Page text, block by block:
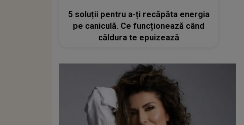
5 soluții pentru a-ți recăpăta energia
pe caniculă. Ce funcționează când
căldura te epuizează